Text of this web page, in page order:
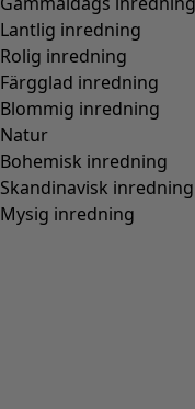
Lantlig inredning
Rolig inredning
Färgglad inredning
Blommig inredning
Natur
Bohemisk inredning
Skandinavisk inredning
Mysig inredning